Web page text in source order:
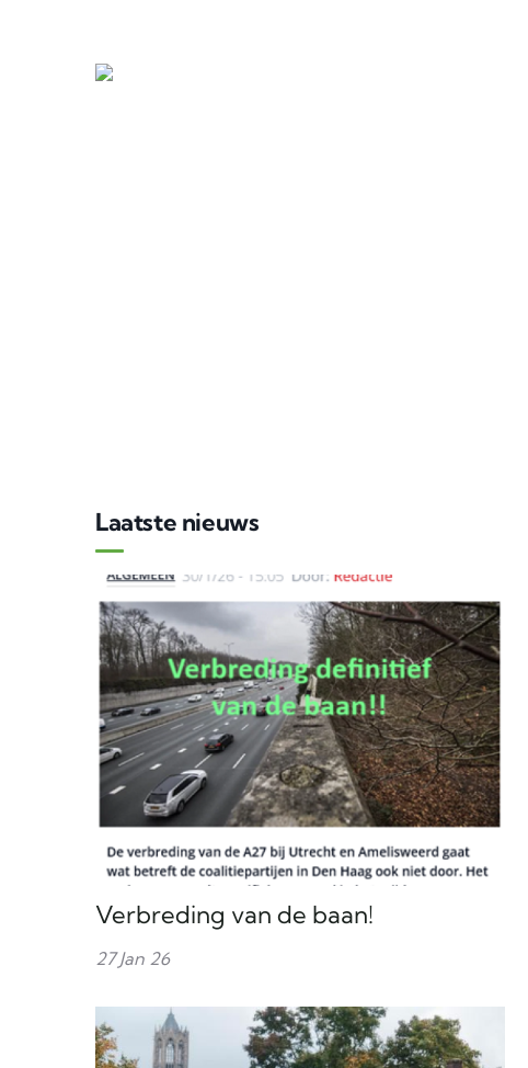
Laatste nieuws
Verbreding van de baan!
27 Jan 26